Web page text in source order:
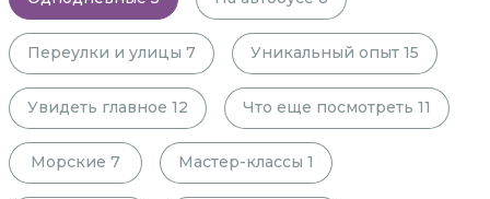
Переулки и улицы 7 Уникальный опыт 15
Увидеть главное 12 Что еще посмотреть 11
Морские 7 Мастер-классы 1